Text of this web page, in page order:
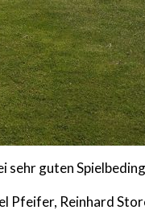
guten
Pfeifer, Reinhard